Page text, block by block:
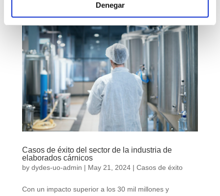
Denegar
Casos de éxito del sector de la industria de
elaborados cárnicos
by dydes-uo-admin | May 21, 2024| Casos de éxito
Con un impacto superior a los 30 mil millones y